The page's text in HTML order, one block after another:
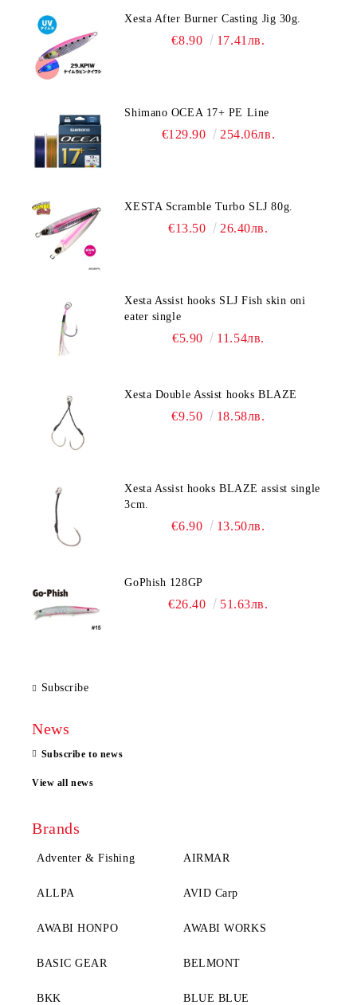
Xesta After Burner Casting Jig 30g.
€8.90 17.41лв.
Shimano OCEA 17+ PE Line
€129.90 254.06лв.
XESTA Scramble Turbo SLJ 80g.
€13.50 26.40лв.
Xesta Assist hooks SLJ Fish skin oni
eater single
€5.90 11.54лв.
Xesta Double Assist hooks BLAZE
€9.50 18.58лв.
Xesta Assist hooks BLAZE assist single
3cm.
€6.90 13.50лв.
GoPhish 128GP
€26.40 51.63лв.
Subscribe
News
Subscribe to news
View all news
Brands
Adventer & Fishing AIRMAR
ALLPA AVID Carp
AWABI HONPO AWABI WORKS
BASIC GEAR BELMONT
BKK BLUE BLUE